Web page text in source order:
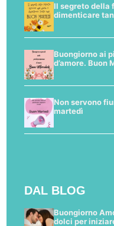
Il segreto della
dimenticare
Buongiorno ai
d’amore. Buon
Non servono
martedì
DAL BLOG
Buongiorno
dolci per